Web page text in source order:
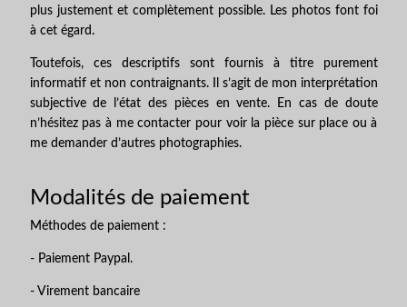
plus justement et complètement possible. Les photos font foi
à cet égard.
Toutefois, ces descriptifs sont fournis à titre purement
informatif et non contraignants. Il s’agit de mon interprétation
subjective de l’état des pièces en vente. En cas de doute
n’hésitez pas à me contacter pour voir la pièce sur place ou à
me demander d’autres photographies.
Modalités de paiement
Méthodes de paiement :
- Paiement Paypal.
- Virement bancaire